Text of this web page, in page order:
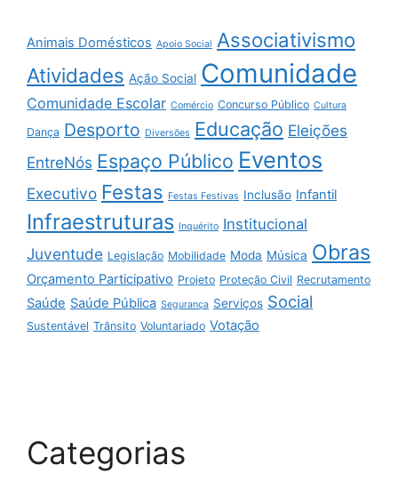
Animais Domésticos Apoio Social Associativismo
Atividades Ação Social Comunidade
Comunidade Escolar Comércio Concurso Público Cultura
Dança Desporto Diversões Educação Eleições
EntreNós Espaço Público Eventos
Executivo Festas Festas Festivas Inclusão Infantil
Infraestruturas Inquérito Institucional
Juventude Legislação Mobilidade Moda Música Obras
Orçamento Participativo Projeto Proteção Civil Recrutamento
Saúde Saúde Pública Segurança Serviços Social
Sustentável Trânsito Voluntariado Votação
Categorias